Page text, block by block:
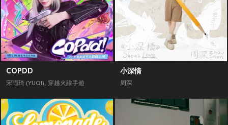
COPDD
宋雨琦 (YUQI), 穿越火線手遊
小深情
周深